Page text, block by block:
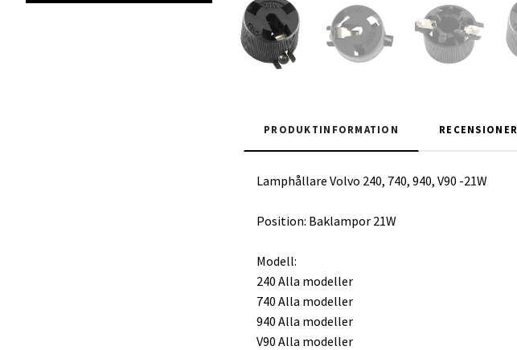
PRODUKTINFORMATION RECENSIONER
Lamphållare Volvo 240, 740, 940, V90 -21W
Position: Baklampor 21W
Modell:
240 Alla modeller
740 Alla modeller
940 Alla modeller
V90 Alla modeller